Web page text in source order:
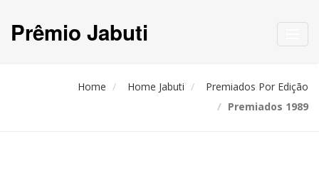
Prêmio Jabuti
Home Home Jabuti
Premiados Por Edição
Premiados 1989